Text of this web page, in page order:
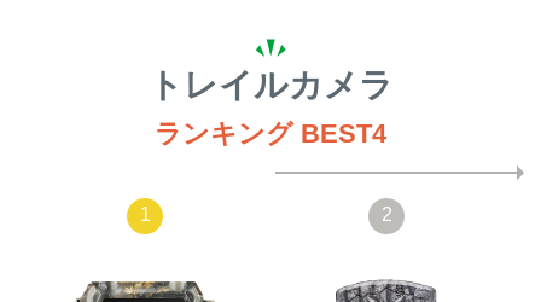
トレイルカメラ
ランキング BEST4
1 2